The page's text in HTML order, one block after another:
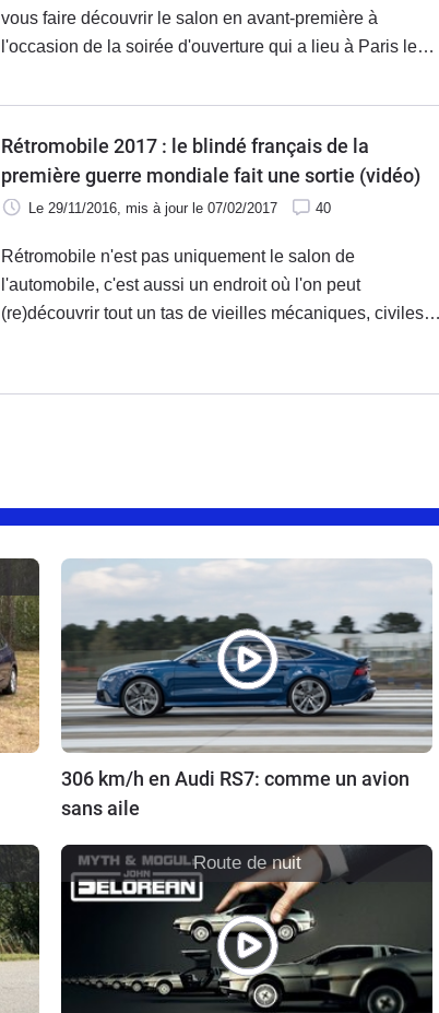
vous faire découvrir le salon en avant-première à
l'occasion de la soirée d'ouverture qui a lieu à Paris le
Bienvenu, notre historien de l'automobile, qui va
présenter ce Rétromobile 2017 qui s'annonce ludique et
insolite.
Rétromobile 2017 : le blindé français de la
première guerre mondiale fait une sortie (vidéo)
Le 29/11/2016, mis à jour le 07/02/2017 40
Rétromobile n'est pas uniquement le salon de
l'automobile, c'est aussi un endroit où l'on peut
(re)découvrir tout un tas de vieilles mécaniques, civiles
guerre mondiale.
306 km/h en Audi RS7: comme un avion
sans aile
Route de nuit